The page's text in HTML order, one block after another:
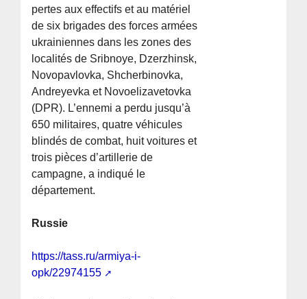
pertes aux effectifs et au matériel
de six brigades des forces armées
ukrainiennes dans les zones des
localités de Sribnoye, Dzerzhinsk,
Novopavlovka, Shcherbinovka,
Andreyevka et Novoelizavetovka
(DPR). L’ennemi a perdu jusqu’à
650 militaires, quatre véhicules
blindés de combat, huit voitures et
trois pièces d’artillerie de
campagne, a indiqué le
département.
Russie
https://tass.ru/armiya-i-
opk/22974155